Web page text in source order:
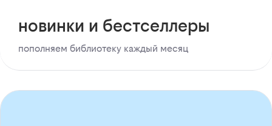
новинки и бестселлеры
пополняем библиотеку каждый месяц